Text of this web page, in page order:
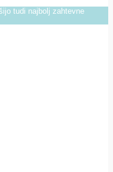
tudi najbolj zahtevne